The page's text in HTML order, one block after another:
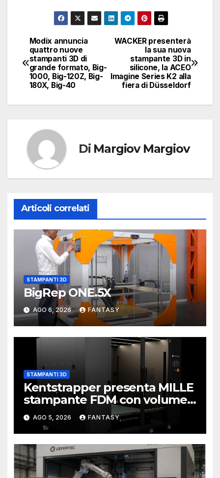
Navigazione
articoli
WACKER presenterà
la sua nuova
stampante 3D in
silicone, la ACEO
Imagine Series K2 alla
fiera di Düsseldorf
Modix annuncia
quattro nuove
stampanti 3D di
grande formato, Big-
1000, Big-120Z, Big-
180X, Big-40
Di Margiov Margiov
Articoli correlati
STAMPANTI 3D
BigRep ONE.5X
AGO 6, 2026 FANTASY
STAMPANTI 3D
Kentstrapper presenta MILLE
stampante FDM con volume
di stampa da un metro cubo
AGO 5, 2026 FANTASY